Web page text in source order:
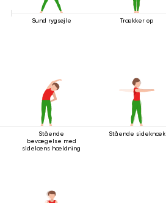
Sund rygsøjle Trækker op
Stående
bevægelse med
sidelæns hældning
Stående sideknæk